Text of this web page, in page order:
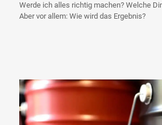
Werde ich alles richtig machen? Welche
Aber vor allem: Wie wird das Ergebnis?